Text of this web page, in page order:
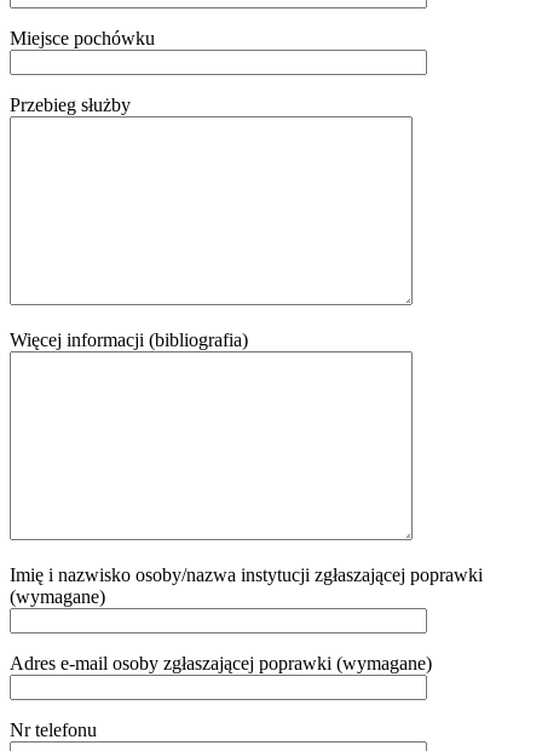
Miejsce pochówku
Przebieg służby
Więcej informacji (bibliografia)
Imię i nazwisko osoby/nazwa instytucji zgłaszającej poprawki
(wymagane)
Adres e-mail osoby zgłaszającej poprawki (wymagane)
Nr telefonu